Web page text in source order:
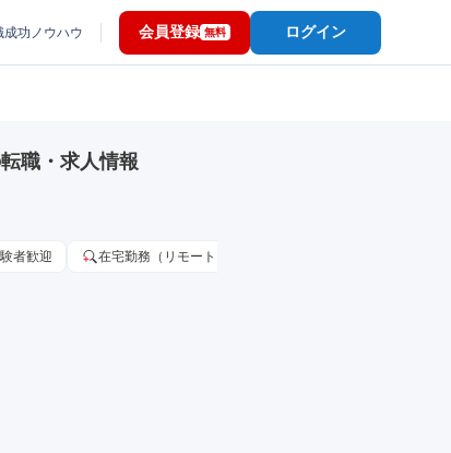
成功ノウハウ 会員登録 無料 ログイン
職・求人情報
者歓迎 在宅勤務（リモートワーク）OK